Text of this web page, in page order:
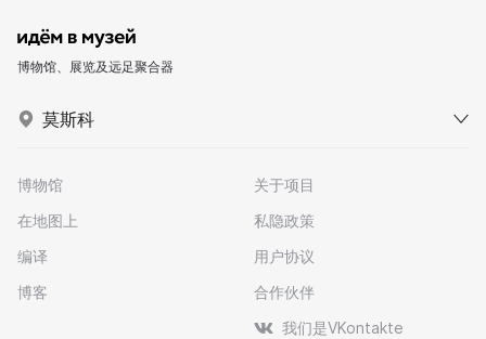
博物馆、展览及远足聚合器
莫斯科
博物馆
在地图上
编译
博客
关于项目
私隐政策
用户协议
合作伙伴
我们是VKontakte